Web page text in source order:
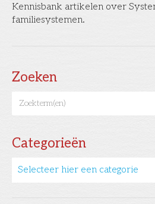
Kennisbank artikelen over
familiesystemen.
Zoeken
Categorieën
Selecteer hier een categorie